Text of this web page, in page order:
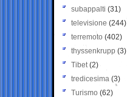
subappalti (31)
televisione(244)
terremoto (402)
thyssenkrupp (3)
Tibet(2)
tredicesima (3)
Turismo (62)